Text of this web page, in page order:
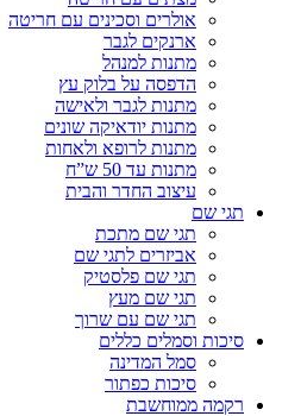
אולרים וסכינים עם חריטה
ארנקים לגבר
מתנות למנהל
הדפסה על בלוק עץ
מתנות לגבר ולאישה
מתנות יודאיקה שונים
מתנות לרופא ולאחות
מתנות עד 50 ש”ח
עיצוב החדר והבית
תגי שם
תגי שם מתכת
אביזרים לתגי שם
תגי שם פלסטיק
תגי שם מעץ
תגי שם עם שרוך
סיכות וסמלים כללים
סמל המדינה
סיכות כפתור
רקמה ממוחשבת